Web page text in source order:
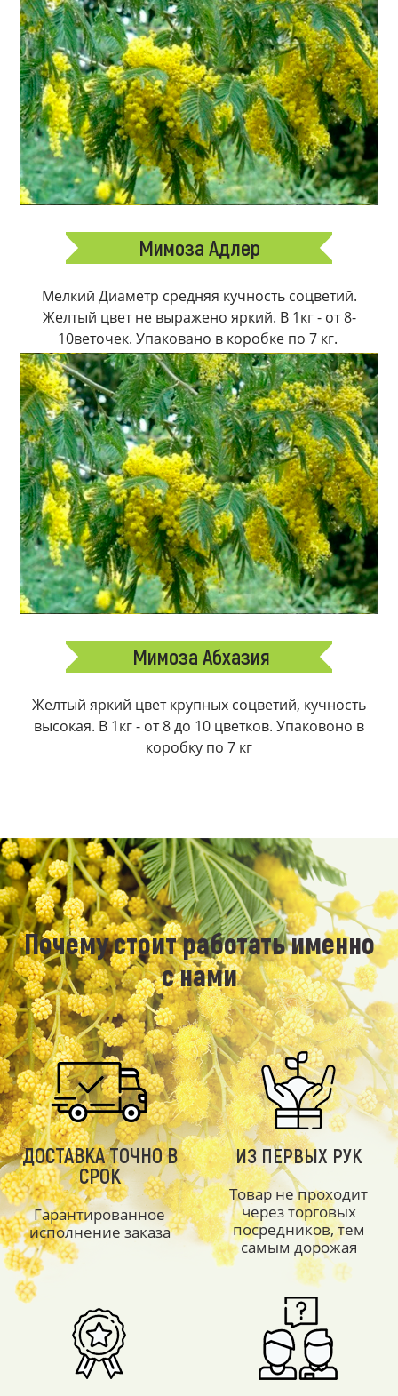
Мимоза Адлер
Мелкий Диаметр средняя кучность соцветий.
Желтый цвет не выражено яркий. В 1кг - от 8-
10веточек. Упаковано в коробке по 7 кг.
Мимоза Абхазия
Желтый яркий цвет крупных соцветий, кучность
высокая. В 1кг - от 8 до 10 цветков. Упаковоно в
коробку по 7 кг
Почему стоит работать именно
с нами
ДОСТАВКА ТОЧНО В
СРОК
Гарантированное
исполнение заказа
ИЗ ПЕРВЫХ РУК
Товар не проходит
через торговых
посредников, тем
самым дорожая